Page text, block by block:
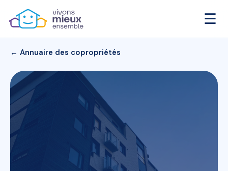
☰
← Annuaire des copropriétés